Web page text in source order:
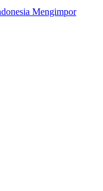
Mengimpor